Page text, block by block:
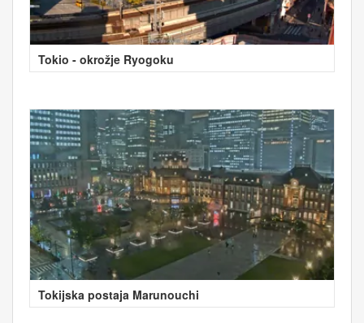
Tokio - okrožje Ryogoku
Tokijska postaja Marunouchi